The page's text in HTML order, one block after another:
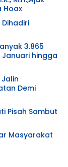
Hoax
3.865
hingga
Demi
Pisah Sambut
Masyarakat